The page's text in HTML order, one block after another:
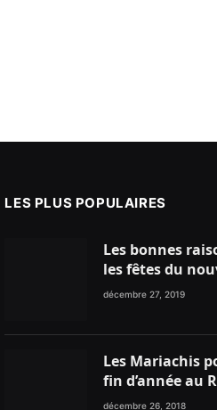
LES PLUS POPULAIRES
Les bonnes
les fêtes du
nord du Maroc
décembre 27, 2019
Les Mariachis
fin d’année au
Tanger
décembre 26, 2018